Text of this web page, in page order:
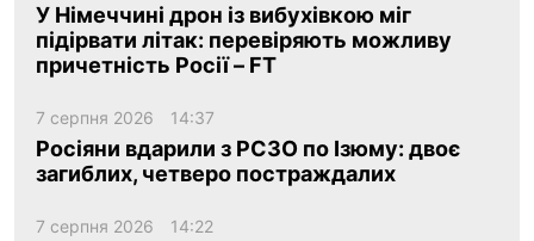
У Німеччині дрон із вибухівкою міг
підірвати літак: перевіряють можливу
причетність Росії – FT
7 серпня 2026 14:37
Росіяни вдарили з РСЗО по Ізюму: двоє
загиблих, четверо постраждалих
7 серпня 2026 14:22